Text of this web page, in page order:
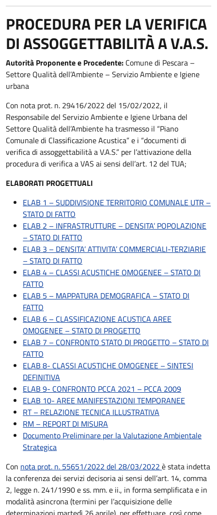
PROCEDURA PER LA VERIFICA
DI ASSOGGETTABILITÀ A V.A.S.
Autorità Proponente e Procedente: Comune di Pescara –
Settore Qualità dell’Ambiente – Servizio Ambiente e Igiene
urbana
Con nota prot. n. 29416/2022 del 15/02/2022, il
Responsabile del Servizio Ambiente e Igiene Urbana del
Settore Qualità dell’Ambiente ha trasmesso il “Piano
Comunale di Classificazione Acustica” e i “documenti di
verifica di assoggettabilità a V.A.S.” per l’attivazione della
procedura di verifica a VAS ai sensi dell’art. 12 del TUA;
ELABORATI PROGETTUALI
ELAB 1 – SUDDIVISIONE TERRITORIO COMUNALE UTR –
STATO DI FATTO
ELAB 2 – INFRASTRUTTURE – DENSITA’ POPOLAZIONE
– STATO DI FATTO
ELAB 3 – DENSITA’ ATTIVITA’ COMMERCIALI-TERZIARIE
– STATO DI FATTO
ELAB 4 – CLASSI ACUSTICHE OMOGENEE – STATO DI
FATTO
ELAB 5 – MAPPATURA DEMOGRAFICA – STATO DI
FATTO
ELAB 6 – CLASSIFICAZIONE ACUSTICA AREE
OMOGENEE – STATO DI PROGETTO
ELAB 7 – CONFRONTO STATO DI PROGETTO – STATO DI
FATTO
ELAB 8- CLASSI ACUSTICHE OMOGENEE – SINTESI
DEFINITIVA
ELAB 9- CONFRONTO PCCA 2021 – PCCA 2009
ELAB 10- AREE MANIFESTAZIONI TEMPORANEE
RT – RELAZIONE TECNICA ILLUSTRATIVA
RM – REPORT DI MISURA
Documento Preliminare per la Valutazione Ambientale
Strategica
Con nota prot. n. 55651/2022 del 28/03/2022 è stata indetta
la conferenza dei servizi decisoria ai sensi dell’art. 14, comma
2, legge n. 241/1990 e ss. mm. e ii., in forma semplificata e in
modalità asincrona (termini per l’acquisizione delle